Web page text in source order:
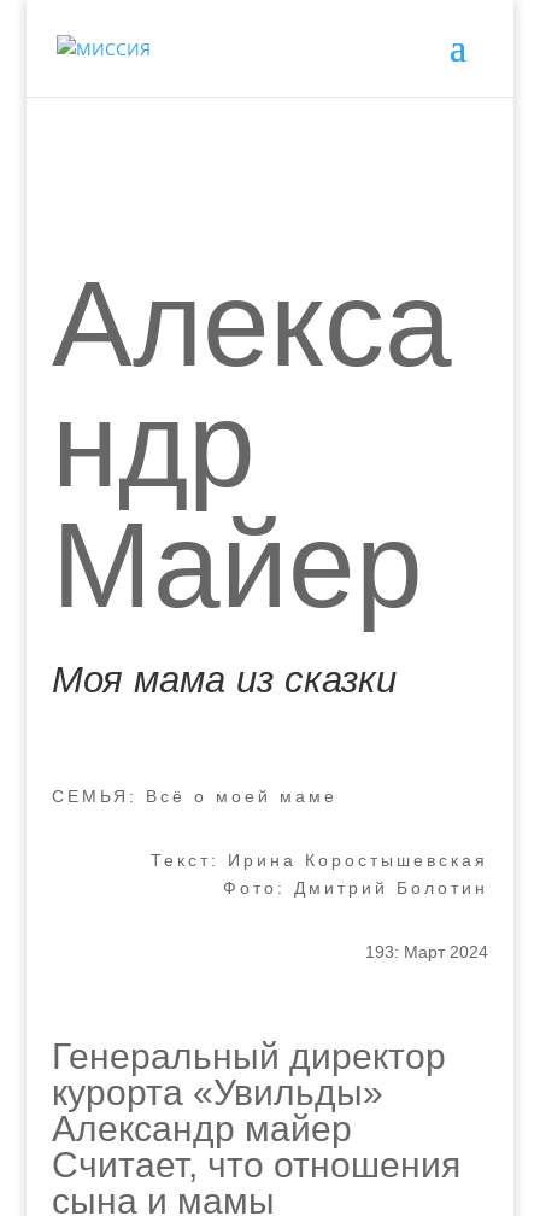
Алекса
ндр
Майер
Моя мама из сказки
СЕМЬЯ: Всё о моей маме
Текст: Ирина Коростышевская
Фото: Дмитрий Болотин
193: Март 2024
Генеральный директор
курорта «Увильды»
Александр майер
Считает, что отношения
сына и мамы